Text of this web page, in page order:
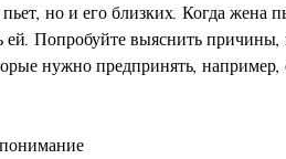
но и его близких. Когда жена
ей. Попробуйте выяснить
нужно предпринять, например,